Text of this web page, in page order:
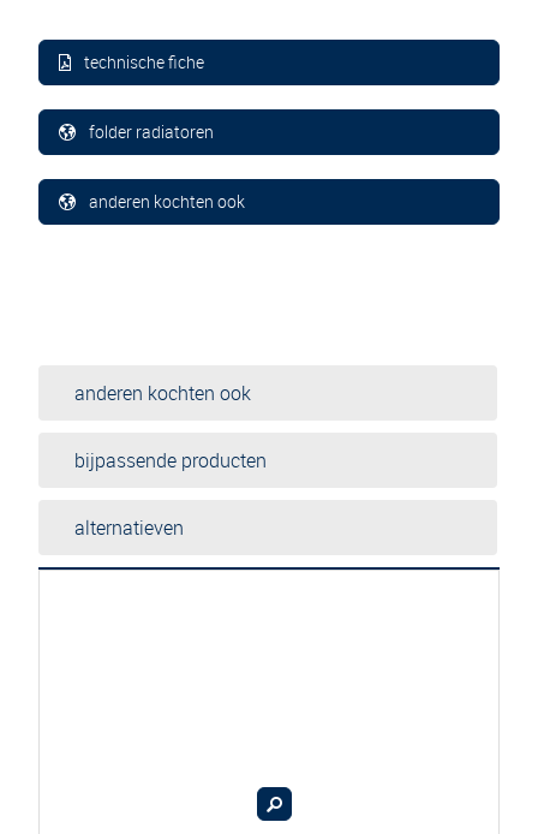
technische fiche
folder radiatoren
anderen kochten ook
anderen kochten ook
bijpassende producten
alternatieven